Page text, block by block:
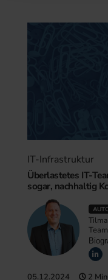
IT-Infrastruktur
Überlastetes IT-
sogar, nachhaltig
05.12.2024 2